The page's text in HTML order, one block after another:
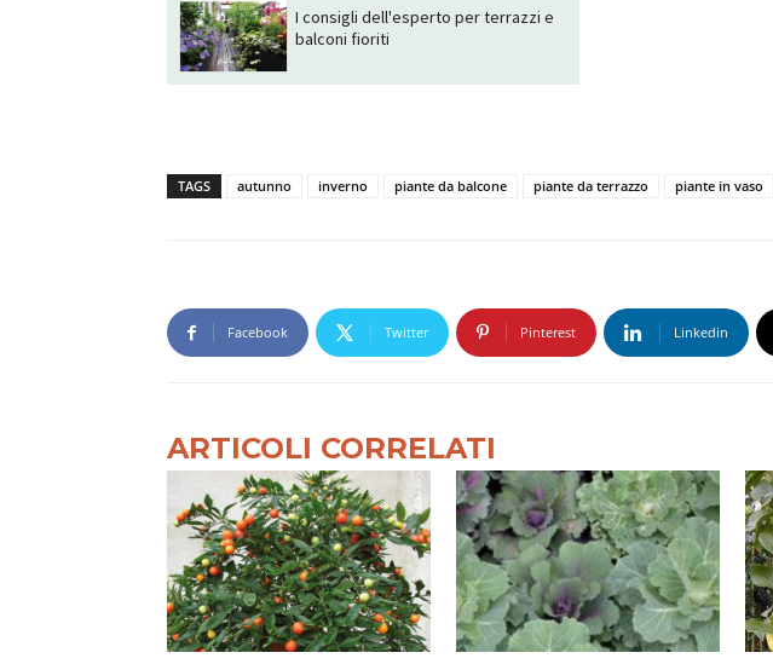
I consigli dell'esperto per terrazzi e
balconi fioriti
TAGS autunno inverno piante da balcone piante da terrazzo piante in vaso
Facebook Twitter Pinterest Linkedin
ARTICOLI CORRELATI